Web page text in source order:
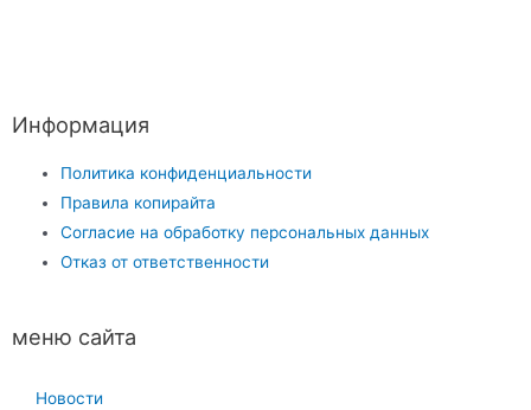
Информация
Политика конфиденциальности
Правила копирайта
Согласие на обработку персональных данных
Отказ от ответственности
меню сайта
Новости